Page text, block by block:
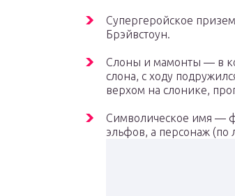
Супергеройское
Брэйвстоун.
Слоны и мамонты — в
слона, с ходу
верхом на слонике,
Символическое имя —
эльфов, а персонаж (по